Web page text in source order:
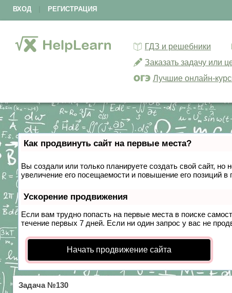
ВХОД РЕГИСТРАЦИЯ
ГДЗ и решебники
Заказать задачу или
Лучшие онлайн-
Как продвинуть сайт на первые места?
Вы создали или только планируете создать свой сайт,
увеличение его посещаемости и повышение его позиций в
Ускорение продвижения
Если вам трудно попасть на первые места в поиске
течение первых 7 дней. Если ни один запрос у вас не
Начать продвижение сайта
Задача №130